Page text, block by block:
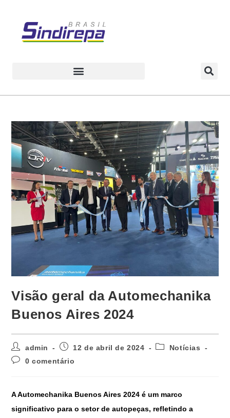
Visão geral da Automechanika
Buenos Aires 2024
admin 12 de abril de 2024
Notícias
0 comentário
A Automechanika Buenos Aires 2024 é um marco
significativo para o setor de autopeças, refletindo a